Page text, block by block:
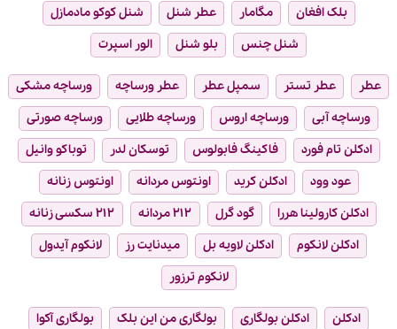
بلک افغان
مگامار عطر شنل
شنل کوکو مادمازل
شنل چنس
بلو شنل الور اسپرت
عطر عطر تستر سمپل عطر عطر ورساچه
ورساچه مشکی
ورساچه آبی
ورساچه اروس ورساچه طلایی
ورساچه صورتی
ادکلن تام فورد
فاکینگ فابولوس توسکان لدر
توباکو وانیل
عود وود
ادکلن کرید اونتوس مردانه
اونتوس زنانه
ادکلن کارولینا هررا
گود گرل ۲۱۲ مردانه
۲۱۲ سکسی زنانه
ادکلن لانکوم
ادکلن لاویه بل میدنایت رز
لانکوم آیدول
لانکوم ترزور
ادکلن ادکلن بولگاری بولگاری من این بلک
بولگاری آکوا